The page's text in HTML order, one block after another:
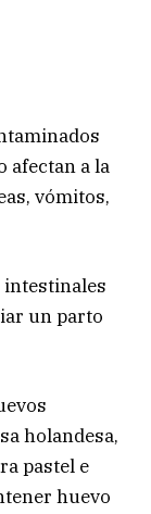
afectan a la
vómitos,
intestinales
un parto
holandesa,
pastel e
huevo